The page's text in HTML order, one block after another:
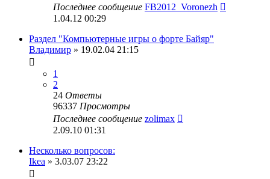
Последнее сообщение FB2012_Voronezh
1.04.12 00:29
Раздел "Компьютерные игры о форте Байяр"
Владимир » 19.02.04 21:15
1
2
24 Ответы
96337 Просмотры
Последнее сообщение zolimax
2.09.10 01:31
Несколько вопросов:
Ikea » 3.03.07 23:22